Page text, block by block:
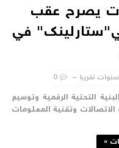
يصرح عقب
في
0
الرقمية وتوسيع
وتقنية المعلومات